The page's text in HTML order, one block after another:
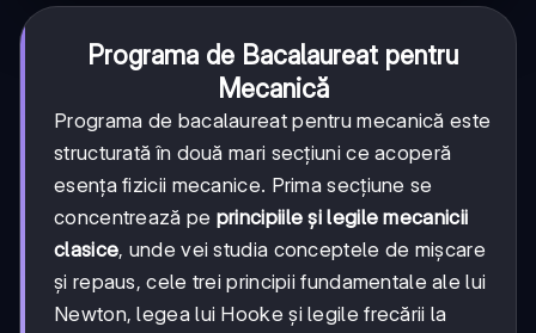
Programa de Bacalaureat pentru
Mecanică
Programa de bacalaureat pentru mecanică este
structurată în două mari secțiuni ce acoperă
esența fizicii mecanice. Prima secțiune se
concentrează pe principiile și legile mecanicii
clasice, unde vei studia conceptele de mișcare
și repaus, cele trei principii fundamentale ale lui
Newton, legea lui Hooke și legile frecării la